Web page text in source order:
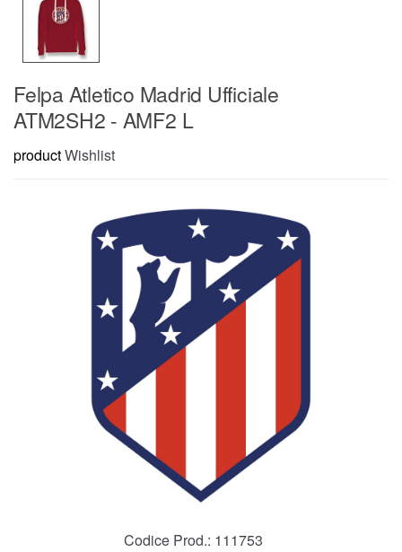
Felpa Atletico Madrid Ufficiale
ATM2SH2 - AMF2 L
productWishlist
Codice Prod.: 111753